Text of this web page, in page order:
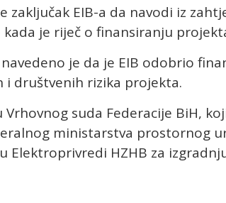
zaključak EIB-a da navodi iz
je riječ o finansiranju
je da je EIB odobrio
i društvenih rizika projekta.
suda Federacije BiH,
ministarstva prostornog
Elektroprivredi HZHB za